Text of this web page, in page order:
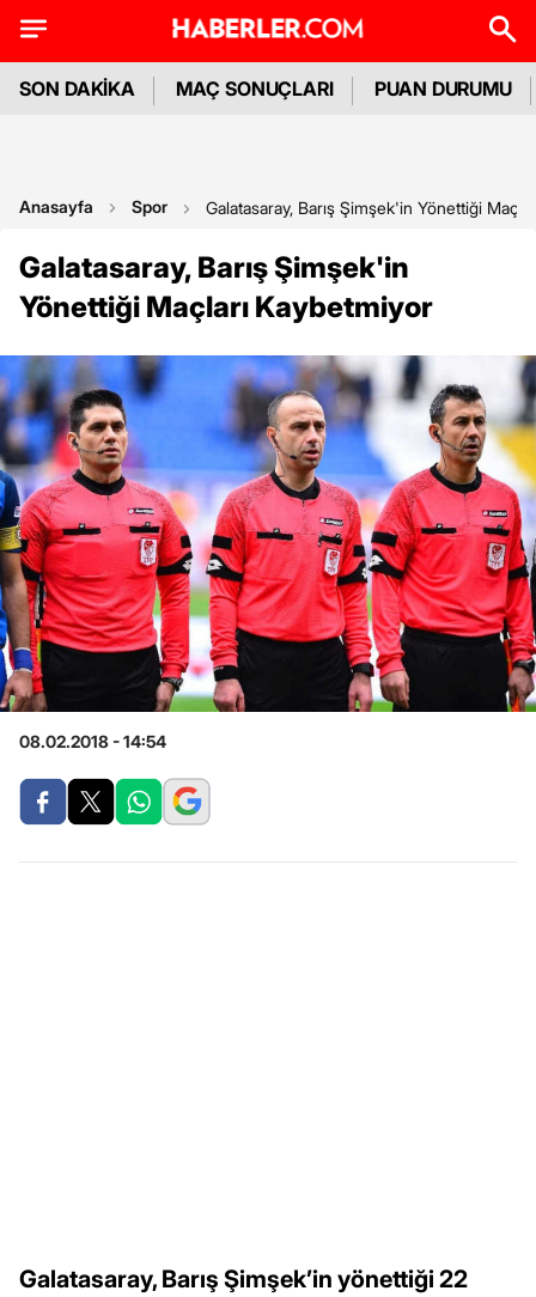
SON DAKİKA MAÇ SONUÇLARI PUAN DURUMU
Anasayfa Spor Galatasaray, Barış Şimşek'in Yönettiği
Galatasaray, Barış Şimşek'in
Yönettiği Maçları Kaybetmiyor
08.02.2018 - 14:54
Galatasaray, Barış Şimşek’in yönettiği 22